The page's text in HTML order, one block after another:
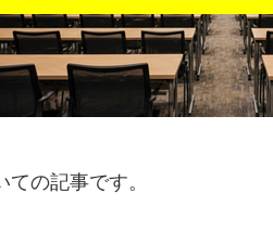
ての記事です。